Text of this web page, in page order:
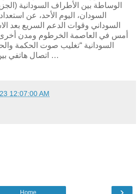
الوساطة بين الأطراف السودانية
السودان، اليوم الأحد، عن
السوداني وقوات الدعم السريع بعد
أمس في العاصمة الخرطوم ومدن أخرى،
السودانية “تغليب صوت الحكمة
اتصال هاتفي بين السيسي ورئيس جنوب …
12:07:00 AM
Home